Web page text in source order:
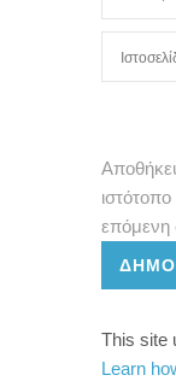
This site
Learn